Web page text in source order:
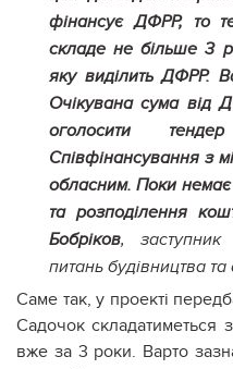
фінансує ДФРР, то
складе не більше 3
яку виділить ДФРР.
Очікувана сума від
оголосити
Співфінансування з
обласним. Поки
та розподілення
Бобріков, заступник
питань будівництва
Саме так, у проекті
Садочок складатиметься
вже за 3 роки. Варто